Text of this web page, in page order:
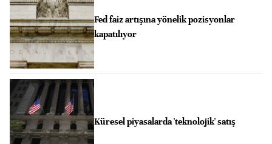
Fed faiz artışına yönelik pozisyonlar
kapatılıyor
Küresel piyasalarda 'teknolojik' satış